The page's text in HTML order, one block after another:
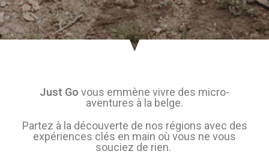
Just Go vous emmène vivre des micro-
aventures à la belge.
Partez à la découverte de nos régions avec des
expériences clés en main où vous ne vous
souciez de rien.